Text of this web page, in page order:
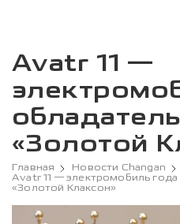
Avatr 11 —
«Золотой
Главная
Новости Changan
Avatr 11 — электромобиль
«Золотой Клаксон»